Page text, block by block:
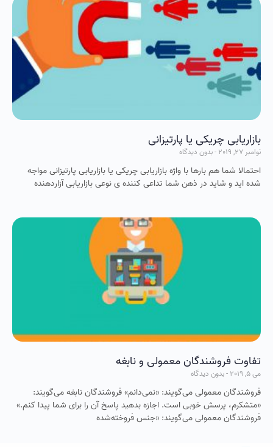
بازاریابی چریکی یا پارتیزانی
نوامبر 27, 2019 بدون دیدگاه
احتمالا شما هم بارها با واژه بازاریابی چریکی یا بازاریابی پارتیزانی مواجه
شده اید و شاید در ذهن شما تداعی کننده ی نوعی بازاریابی آزاردهنده
تفاوت فروشندگان معمولی و نابغه
می 5, 2019 بدون دیدگاه
فروشندگان معمولی می‌گویند: «نمی‌دانم» فروشندگان نابغه می‌گویند:
«متشکرم، پرسش خوبی است. اجازه بدهید پاسخ آن را برای شما پیدا کنم.»
فروشندگان معمولی می‌گویند: «جنس فروخته‌شده